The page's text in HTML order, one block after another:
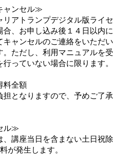
ャンセル≫
リアトランプデジタル版ライセ
合、お申し込み後１４日以内に
キャンセルのご連絡をいただい
。ただし、利用マニュアルを受
っていない場合に限ります。
料全額
となりますので、予めご了承
ル≫
講座当日を含まない土日祝除
が発生します。